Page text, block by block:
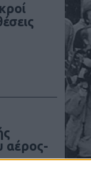
αέρος-